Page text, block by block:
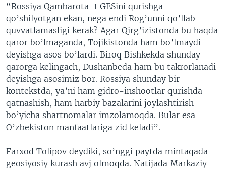
“Rossiya Qambarota-1 GESini qurishga
qo’shilyotgan ekan, nega endi Rog’unni qo’llab
quvvatlamasligi kerak? Agar Qirg’izistonda bu haqda
qaror bo’lmaganda, Tojikistonda ham bo’lmaydi
deyishga asos bo’lardi. Biroq Bishkekda shunday
qarorga kelingach, Dushanbeda ham bu takrorlanadi
deyishga asosimiz bor. Rossiya shunday bir
kontekstda, ya’ni ham gidro-inshootlar qurishda
qatnashish, ham harbiy bazalarini joylashtirish
bo’yicha shartnomalar imzolamoqda. Bular esa
O’zbekiston manfaatlariga zid keladi”.
Farxod Tolipov deydiki, so’nggi paytda mintaqada
geosiyosiy kurash avj olmoqda. Natijada Markaziy